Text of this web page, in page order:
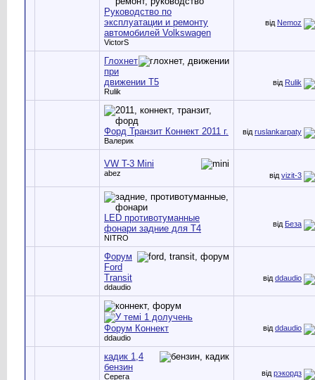
Руководство по
эксплуатации и ремонту
автомобилей Volkswagen
VictorS
від Nemoz
Глохнет
при
движении Т5
Rulik
від Rulik
Форд Транзит Коннект 2011 г.
Валерик
від ruslankarpaty
VW T-3 Mini
abez від vizit-3
LED противотуманные
фонари задние для T4
NITRO
від Беза
Форум
Ford
Transit
ddaudio
від ddaudio
Форум Коннект
ddaudio
від ddaudio
кадик 1,4
бензин
Серега від рэкордз